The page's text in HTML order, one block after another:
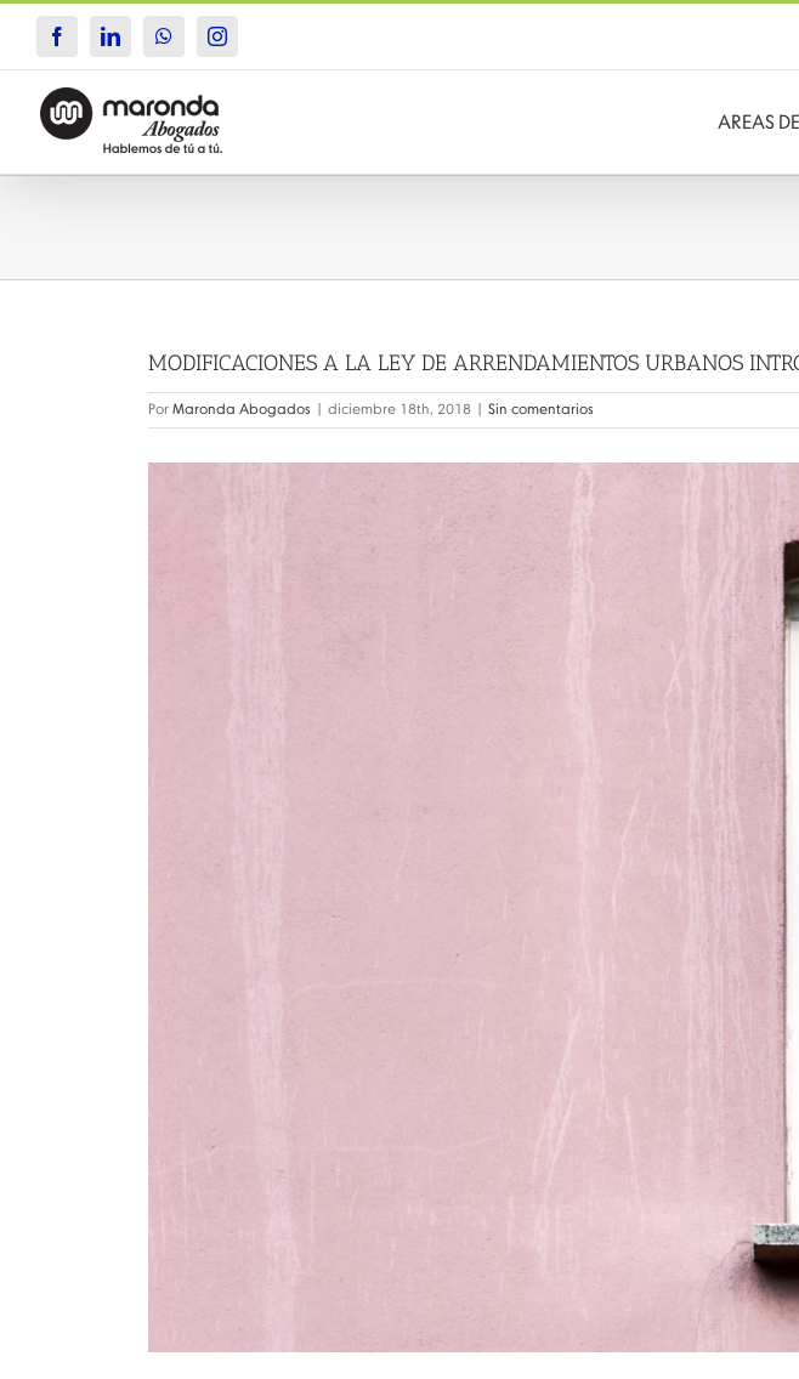
contenido
FacebookLinkedInWhatsAppInstagram
AREAS
MODIFICACIONES A LA LEY DE ARRENDAMIENTOS URBANOS
Por Maronda Abogados diciembre 18th, 2018 Sin comentarios